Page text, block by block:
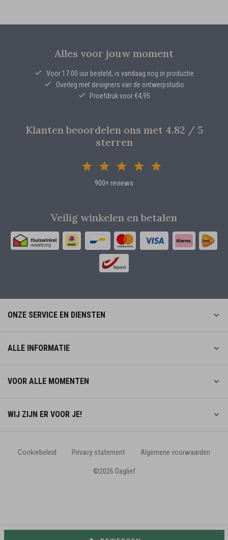
Alles voor jouw moment
Voor 17.00 uur besteld, is vandaag nog in productie
Overleg met designers van de ontwerpstudio
Proefdruk voor €4,95
Klanten beoordelen ons met 4.82 / 5
sterren
900+ reviews
Veilig winkelen en betalen
ONZE SERVICE EN DIENSTEN
ALLE INFORMATIE
VOOR ALLE MOMENTEN
WIJ ZIJN ER VOOR JE!
Cookiebeleid Privacy statement Algemene voorwaarden
©2026 Daglief